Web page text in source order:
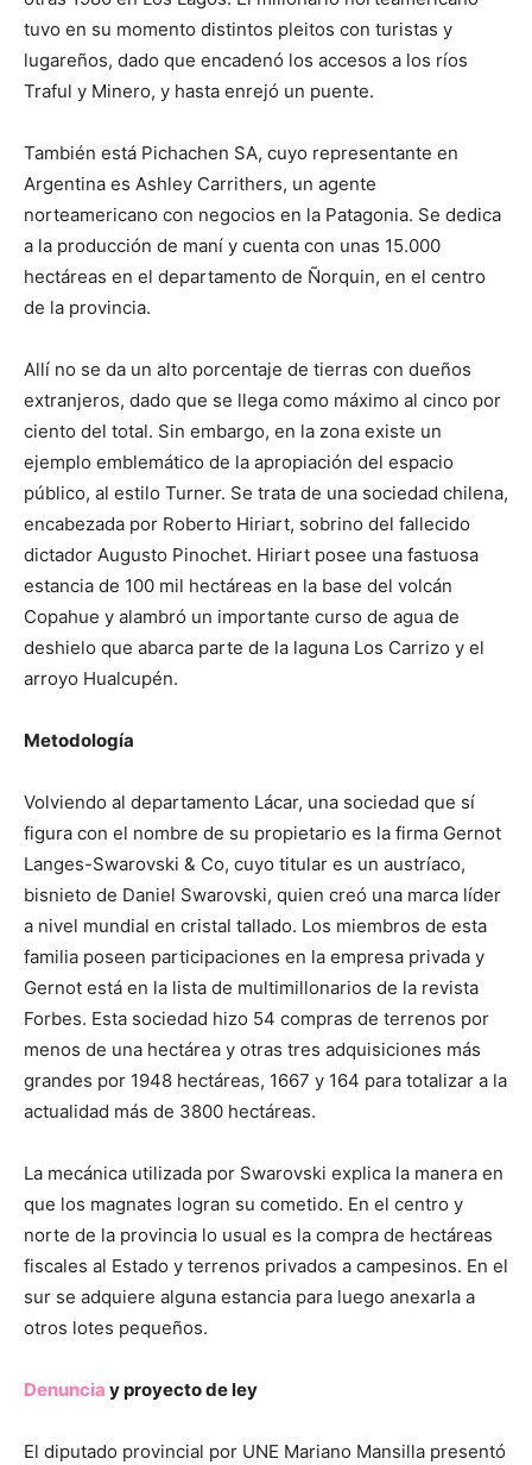
tuvo en su momento distintos pleitos con turistas y
lugareños, dado que encadenó los accesos a los ríos
Traful y Minero, y hasta enrejó un puente.
También está Pichachen SA, cuyo representante en
Argentina es Ashley Carrithers, un agente
norteamericano con negocios en la Patagonia. Se dedica
a la producción de maní y cuenta con unas 15.000
hectáreas en el departamento de Ñorquin, en el centro
de la provincia.
Allí no se da un alto porcentaje de tierras con dueños
extranjeros, dado que se llega como máximo al cinco por
ciento del total. Sin embargo, en la zona existe un
ejemplo emblemático de la apropiación del espacio
público, al estilo Turner. Se trata de una sociedad chilena,
encabezada por Roberto Hiriart, sobrino del fallecido
dictador Augusto Pinochet. Hiriart posee una fastuosa
estancia de 100 mil hectáreas en la base del volcán
Copahue y alambró un importante curso de agua de
deshielo que abarca parte de la laguna Los Carrizo y el
arroyo Hualcupén.
Metodología
Volviendo al departamento Lácar, una sociedad que sí
figura con el nombre de su propietario es la firma Gernot
Langes-Swarovski & Co, cuyo titular es un austríaco,
bisnieto de Daniel Swarovski, quien creó una marca líder
a nivel mundial en cristal tallado. Los miembros de esta
familia poseen participaciones en la empresa privada y
Gernot está en la lista de multimillonarios de la revista
Forbes. Esta sociedad hizo 54 compras de terrenos por
menos de una hectárea y otras tres adquisiciones más
grandes por 1948 hectáreas, 1667 y 164 para totalizar a la
actualidad más de 3800 hectáreas.
La mecánica utilizada por Swarovski explica la manera en
que los magnates logran su cometido. En el centro y
norte de la provincia lo usual es la compra de hectáreas
fiscales al Estado y terrenos privados a campesinos. En el
sur se adquiere alguna estancia para luego anexarla a
otros lotes pequeños.
Denuncia y proyecto de ley
El diputado provincial por UNE Mariano Mansilla presentó